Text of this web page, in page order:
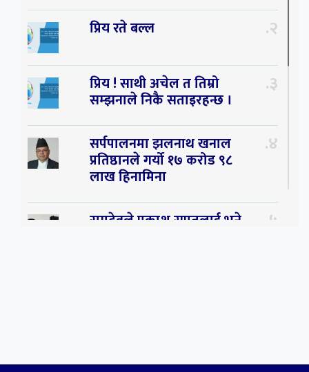
प्रिय रते बल्ल २
प्रिय ! साथी अचेल त तिम्रो
सम्झनाले निकै सताइरहन्छ ।
३
सर्पपालनमा झलनाथ खनाल
प्रतिष्ठानले गर्यो १७ करोड ९८
लाख हिनामिना
४
रामदेवले प्रकाश सपुतलाई भने ५
७